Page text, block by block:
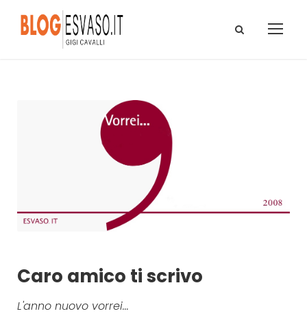
Caro amico ti scrivo
L'anno nuovo vorrei...